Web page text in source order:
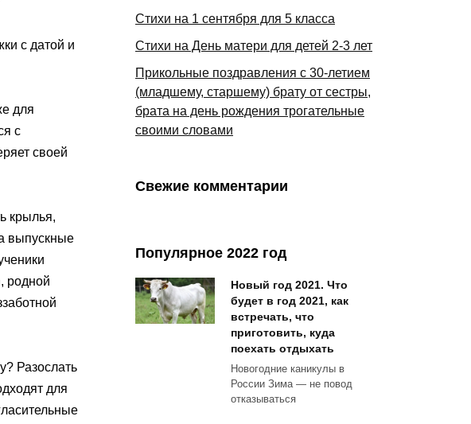
с датой и
для
с
своей
крылья,
выпускные
родной
Разослать
для
Стихи на 1 сентября для 5 класса
Стихи на День матери для детей 2-3 лет
Прикольные поздравления с 30-летием
(младшему, старшему) брату от сестры,
брата на день рождения трогательные
своими словами
Свежие комментарии
Популярное 2022 год
Новый год 2021. Что
будет в год 2021, как
встречать, что
приготовить, куда
поехать отдыхать
Новогодние каникулы в
России Зима — не повод
отказываться